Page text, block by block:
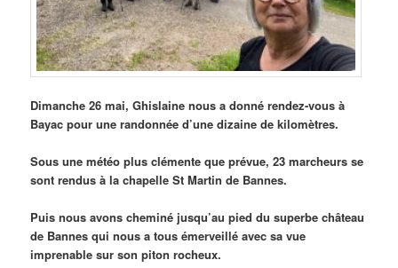
Dimanche 26 mai, Ghislaine nous a donné rendez-vous à
Bayac pour une randonnée d’une dizaine de kilomètres.
Sous une météo plus clémente que prévue, 23 marcheurs se
sont rendus à la chapelle St Martin de Bannes.
Puis nous avons cheminé jusqu’au pied du superbe château
de Bannes qui nous a tous émerveillé avec sa vue
imprenable sur son piton rocheux.